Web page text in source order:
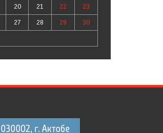
20 21 22 23
27 28 29 30